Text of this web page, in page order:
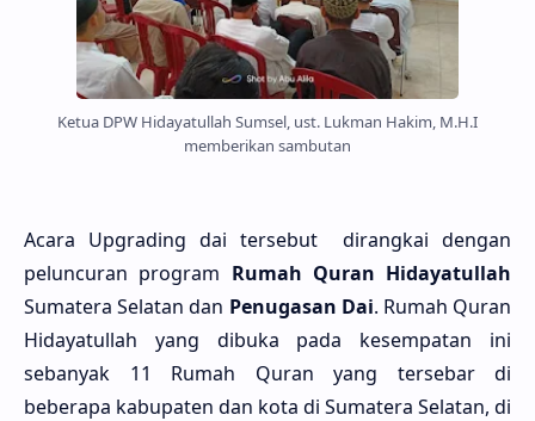
Ketua DPW Hidayatullah Sumsel, ust. Lukman Hakim, M.H.I
memberikan sambutan
Acara Upgrading dai tersebut dirangkai dengan
peluncuran program Rumah Quran Hidayatullah
Sumatera Selatan dan Penugasan Dai. Rumah Quran
Hidayatullah yang dibuka pada kesempatan ini
sebanyak 11 Rumah Quran yang tersebar di
beberapa kabupaten dan kota di Sumatera Selatan, di